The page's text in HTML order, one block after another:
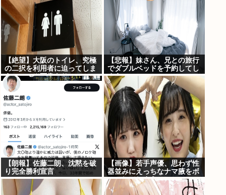
【絶望】大阪のトイレ、究極
の二択を利用者に迫ってしま
うwww (※画像あり)
【悲報】妹さん、兄との旅行
でダブルベッドを予約してし
まう⇒www
【朗報】佐藤二朗、沈黙を破
り完全勝利宣言
【画像】若手声優、思わず性
器並みにえっちなナマ腋をボ
ロンしてしまうwww